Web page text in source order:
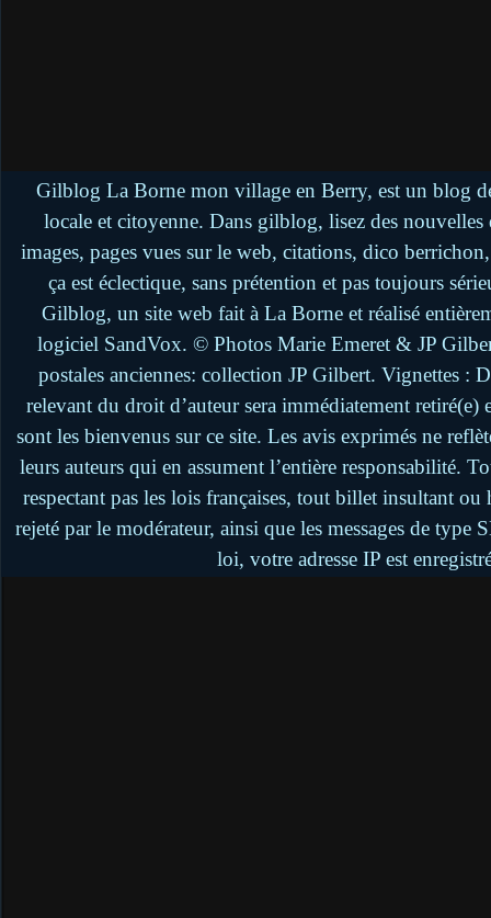
Gilblog La Borne mon village en Berry, est un blog
locale et citoyenne. Dans gilblog, lisez des
images, pages vues sur le web, citations, dico
ça est éclectique, sans prétention et pas toujours
Gilblog, un site web fait à La Borne et réalisé
logiciel SandVox. © Photos Marie Emeret & JP
postales anciennes: collection JP Gilbert. Vignettes :
relevant du droit d’auteur sera immédiatement retiré(e)
sont les bienvenus sur ce site. Les avis exprimés ne
leurs auteurs qui en assument l’entière responsabilité.
respectant pas les lois françaises, tout billet insultant
rejeté par le modérateur, ainsi que les messages de
loi, votre adresse IP est